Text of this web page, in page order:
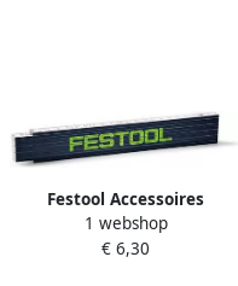
Festool Accessoires
Duimstok 201464
1 webshop
€ 6,30